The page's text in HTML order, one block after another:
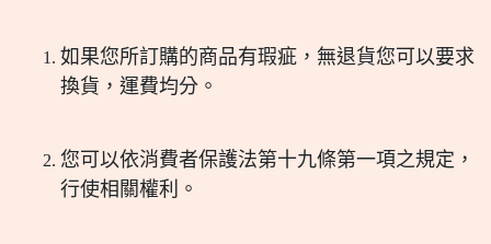
如果您所訂購的商品有瑕疵，無退貨您可以要求
換貨，運費均分。
您可以依消費者保護法第十九條第一項之規定，
行使相關權利。